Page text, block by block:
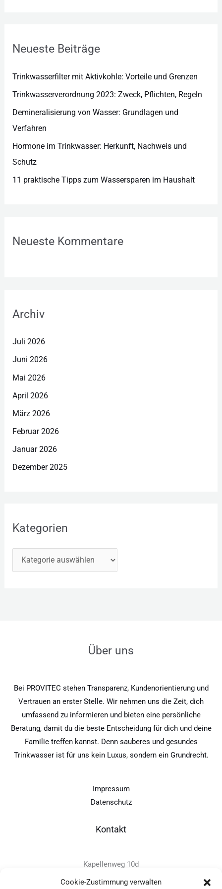
Cookie-Zustimmung verwalten
Neueste Beiträge
Trinkwasserfilter mit Aktivkohle: Vorteile und Grenzen
Trinkwasserverordnung 2023: Zweck, Pflichten, Regeln
Demineralisierung von Wasser: Grundlagen und
Verfahren
Hormone im Trinkwasser: Herkunft, Nachweis und
Schutz
11 praktische Tipps zum Wassersparen im Haushalt
Neueste Kommentare
Archiv
Juli 2026
Juni 2026
Mai 2026
April 2026
März 2026
Februar 2026
Januar 2026
Dezember 2025
Kategorien
r
e
n
Über uns
Bei PROVITEC stehen Transparenz, Kundenorientierung und
Vertrauen an erster Stelle. Wir nehmen uns die Zeit, dich
umfassend zu informieren und bieten eine persönliche
Beratung, damit du die beste Entscheidung für dich und deine
Familie treffen kannst. Denn sauberes und gesundes
Trinkwasser ist für uns kein Luxus, sondern ein Grundrecht.
Impressum
Datenschutz
Kontakt
Kapellenweg 10d
D-94575 Windorf